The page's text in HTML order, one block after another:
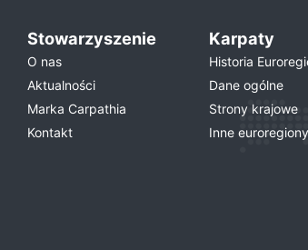
Stowarzyszenie
O nas
Aktualności
Marka Carpathia
Kontakt
Karpaty
Historia
Dane ogólne
Strony krajowe
Inne euroregiony